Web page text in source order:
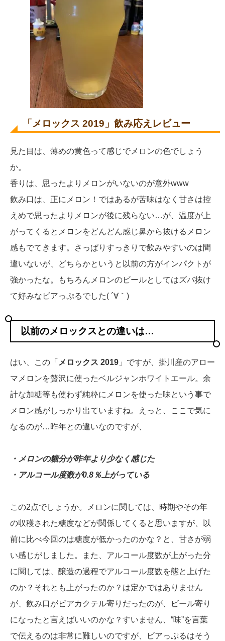
「 メロックス 2019 」飲み応えレビュー
見た目は、薄めの黄色って感じでメロンの色でしょう
か。
香りは、思ったよりメロンがいないのが意外www
飲み口は、正にメロン！ではあるが苦味はなく甘さは控
えめで思ったよりメロンが後に残らない…が、温度が上
がってくるとメロンをどんどん感じ鼻から抜けるメロン
感もでてきます。さっぱりすっきりで飲みやすいのは間
違いないが、どちらかというと以前の方がインパクトが
強かったな。もちろんメロンのビールとしてはズバ抜け
て好みなビアっぷるでした( ´∀｀)
以前のメロックスとの違いは…
はい、この「 メロックス 2019 」ですが、掛川産のアロー
マメロンを贅沢に使ったベルジャンホワイトエール。余
計な加糖等も使わず純粋にメロンを使った味という事で
メロン感がしっかり出ていますね。えっと、ここで気に
なるのが…昨年との違いなのですが、
・メロンの糖分が昨年より少なく感じた
・アルコール度数が0.8％上がっている
この2点でしょうか。メロンに関しては、時期やその年
の収穫された糖度などが関係してくると思いますが、以
前に比べ今回のは糖度が低かったのかな？と、甘さが弱
い感じがしました。また、アルコール度数が上がった分
に関しては、醸造の過程でアルコール度数を態と上げた
のか？それとも上がったのか？は定かではありません
が、飲み口がビアカクテル寄りだったのが、ビール寄り
になったと言えばいいのかな？すいません、“味”を言葉
で伝えるのは非常に難しいのですが、ビアっぷるはそう